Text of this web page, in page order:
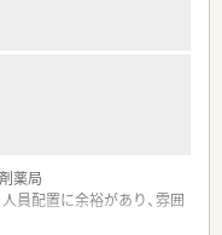
薬局
配置に余裕があり、雰囲